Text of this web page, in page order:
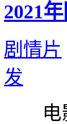
2021
剧情片
发
电影